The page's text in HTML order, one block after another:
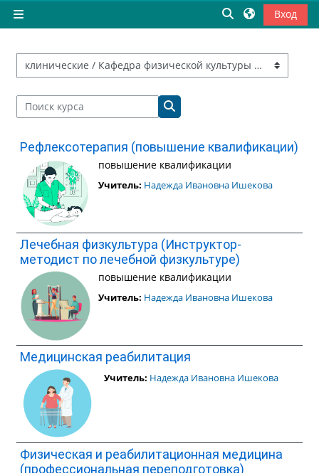
Перейти к основному содержанию
Боковая панель
Изменить
Вход
Категории курсов
Поиск курса
Поиск курса
Рефлексотерапия (повышение квалификации)
повышение квалификации
Учитель: Надежда Ивановна Ишекова
Лечебная физкультура (Инструктор-
методист по лечебной физкультуре)
повышение квалификации
Учитель: Надежда Ивановна Ишекова
Медицинская реабилитация
Учитель: Надежда Ивановна Ишекова
Физическая и реабилитационная медицина
(профессиональная переподготовка)